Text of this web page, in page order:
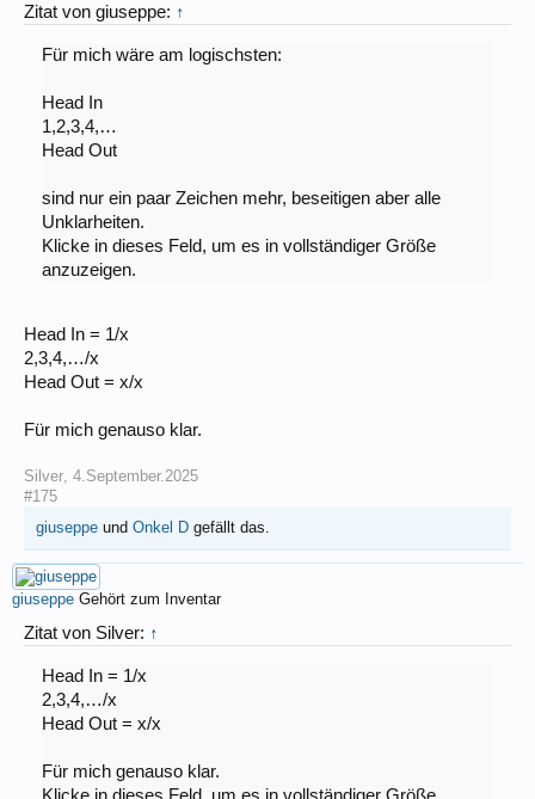
Zitat von giuseppe: ↑
Für mich wäre am logischsten:
Head In
1,2,3,4,…
Head Out
sind nur ein paar Zeichen mehr, beseitigen aber alle
Unklarheiten.
Klicke in dieses Feld, um es in vollständiger Größe
anzuzeigen.
Head In = 1/x
2,3,4,…/x
Head Out = x/x
Für mich genauso klar.
Silver, 4.September.2025
#175
giuseppe und Onkel D gefällt das.
giuseppe Gehört zum Inventar
Zitat von Silver: ↑
Head In = 1/x
2,3,4,…/x
Head Out = x/x
Für mich genauso klar.